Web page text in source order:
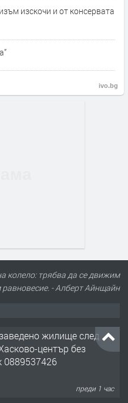
изскочи и от консервата
ivo.bg
колело: трябва да се движим
равновесие. - Алберт Айнщайн
жилище след
център без
0889537426
преди 1 час